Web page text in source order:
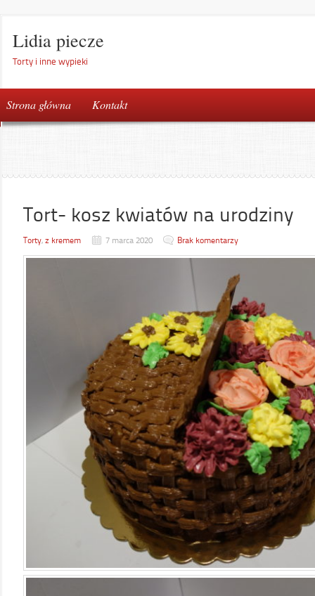
Lidia piecze
Torty i inne wypieki
Strona główna Kontakt
Tort- kosz kwiatów na urodziny
Torty, z kremem 7 marca 2020 Brak komentarzy